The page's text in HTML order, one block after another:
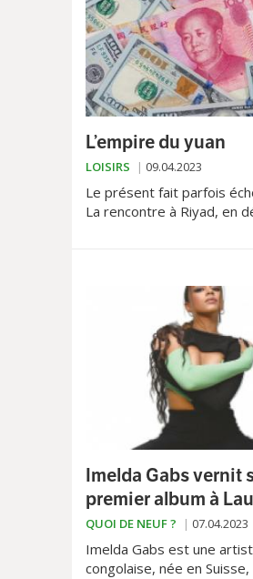
L’empire du yuan
LOISIRS 09.04.2023
Le présent fait parfois
La rencontre à Riyad, en
le prix de vente du pétrole
devise chinoise.
Imelda Gabs vernit
premier album à
QUOI DE NEUF ? 07.04.2023
Imelda Gabs est une
congolaise, née en